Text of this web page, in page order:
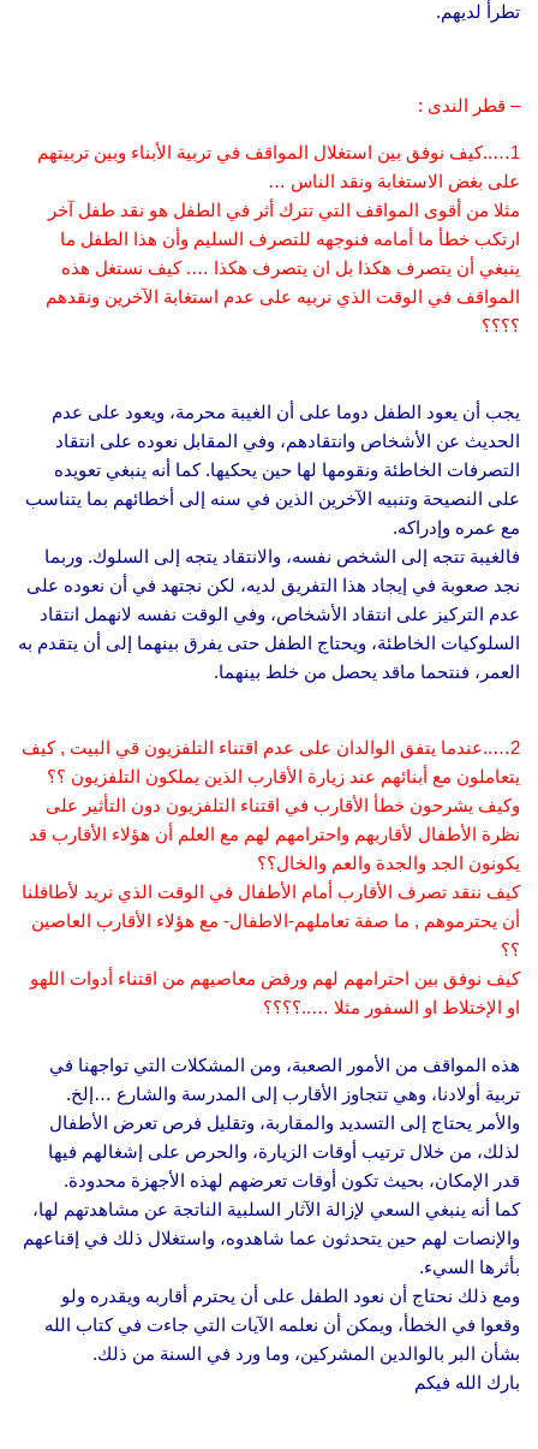
تطرأ لديهم.
– قطر الندى :
1…..كيف نوفق بين استغلال المواقف في تربية الأبناء وبين تربيتهم
على بغض الاستغابة ونقد الناس …
مثلا من أقوى المواقف التي تترك أثر في الطفل هو نقد طفل آخر
ارتكب خطأ ما أمامه فنوجهه للتصرف السليم وأن هذا الطفل ما
ينبغي أن يتصرف هكذا بل ان يتصرف هكذا …. كيف نستغل هذه
المواقف في الوقت الذي نربيه على عدم استغابة الآخرين ونقدهم
؟؟؟؟
يجب أن يعود الطفل دوما على أن الغيبة محرمة، ويعود على عدم
الحديث عن الأشخاص وانتقادهم، وفي المقابل نعوده على انتقاد
التصرفات الخاطئة ونقومها لها حين يحكيها. كما أنه ينبغي تعويده
على النصيحة وتنبيه الآخرين الذين في سنه إلى أخطائهم بما يتناسب
مع عمره وإدراكه.
فالغيبة تتجه إلى الشخص نفسه، والانتقاد يتجه إلى السلوك. وربما
نجد صعوبة في إيجاد هذا التفريق لديه، لكن نجتهد في أن نعوده على
عدم التركيز على انتقاد الأشخاص، وفي الوقت نفسه لانهمل انتقاد
السلوكيات الخاطئة، ويحتاج الطفل حتى يفرق بينهما إلى أن يتقدم به
العمر، فنتحما ماقد يحصل من خلط بينهما.
2…..عندما يتفق الوالدان على عدم اقتناء التلفزيون قي البيت , كيف
يتعاملون مع أبنائهم عند زيارة الأقارب الذين يملكون التلفزيون ؟؟
وكيف يشرحون خطأ الأقارب في اقتناء التلفزيون دون التأثير على
نظرة الأطفال لأقاربهم واحترامهم لهم مع العلم أن هؤلاء الأقارب قد
يكونون الجد والجدة والعم والخال؟؟
كيف ننقد تصرف الأقارب أمام الأطفال في الوقت الذي نريد لأطافلنا
أن يحترموهم , ما صفة تعاملهم-الاطفال- مع هؤلاء الأقارب العاصين
؟؟
كيف نوفق بين احترامهم لهم ورفض معاصيهم من اقتناء أدوات اللهو
او الإختلاط او السفور مثلا …..؟؟؟؟
هذه المواقف من الأمور الصعبة، ومن المشكلات التي تواجهنا في
تربية أولادنا، وهي تتجاوز الأقارب إلى المدرسة والشارع …إلخ.
والأمر يحتاج إلى التسديد والمقاربة، وتقليل فرص تعرض الأطفال
لذلك، من خلال ترتيب أوقات الزيارة، والحرص على إشغالهم فيها
قدر الإمكان، بحيث تكون أوقات تعرضهم لهذه الأجهزة محدودة.
كما أنه ينبغي السعي لإزالة الآثار السلبية الناتجة عن مشاهدتهم لها،
والإنصات لهم حين يتحدثون عما شاهدوه، واستغلال ذلك في إقناعهم
بأثرها السيء.
ومع ذلك نحتاج أن نعود الطفل على أن يحترم أقاربه ويقدره ولو
وقعوا في الخطأ، ويمكن أن نعلمه الآيات التي جاءت في كتاب الله
بشأن البر بالوالدين المشركين، وما ورد في السنة من ذلك.
بارك الله فيكم